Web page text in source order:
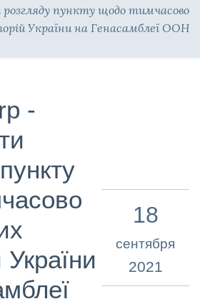
розгляду пункту щодо тимчасово
України на Генасамблеї ООН
-
України
18
сентября
2021